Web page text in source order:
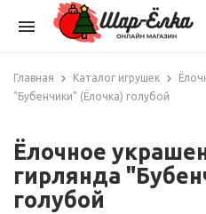
menu
Главная Каталог игрушек
"Бубенчики" (Ёлочка) голубой
Ёлочное
гирлянда
голубой